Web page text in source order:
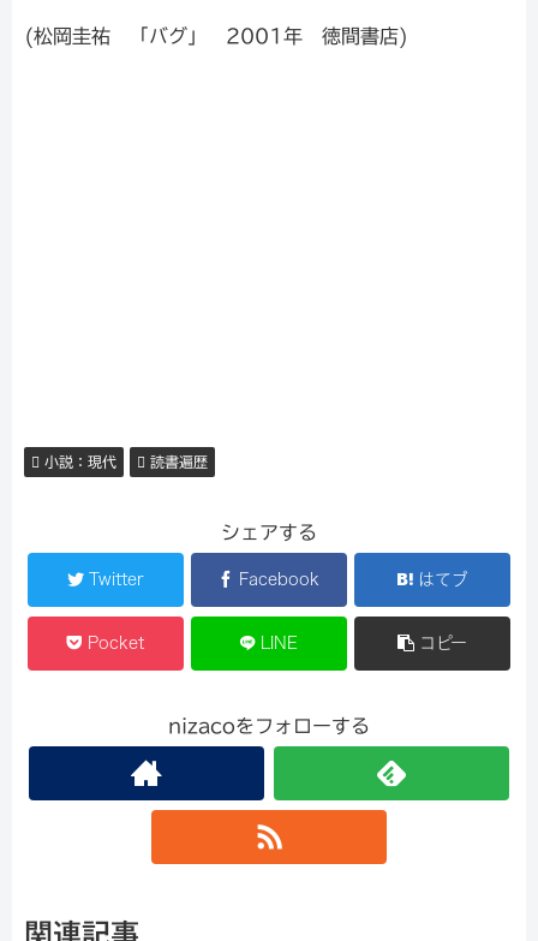
(松岡圭祐 「バグ」 2001年 徳間書店)
小説：現代 読書遍歴
シェアする
Twitter Facebook はてブ
Pocket LINE コピー
nizacoをフォローする
関連記事